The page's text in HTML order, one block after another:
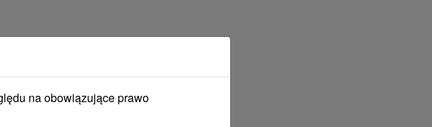
na obowiązujące prawo